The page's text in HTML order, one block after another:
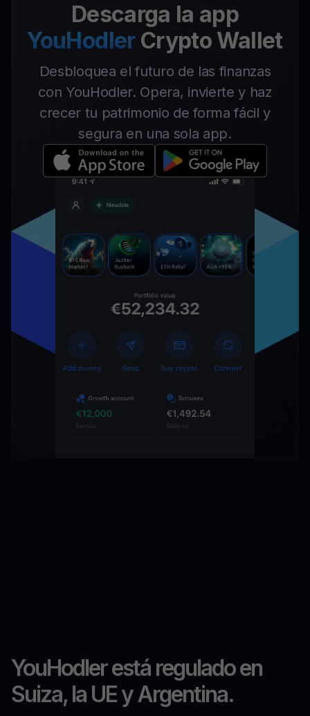
Descarga la app
YouHodler Crypto Wallet
Desbloquea el futuro de las finanzas
con YouHodler. Opera, invierte y haz
crecer tu patrimonio de forma fácil y
segura en una sola app.
YouHodler está regulado en
Suiza, la UE y Argentina.